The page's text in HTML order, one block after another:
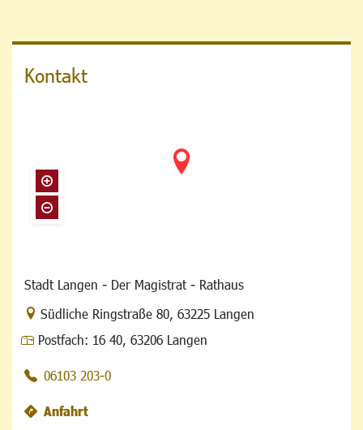
Kontakt
Stadt Langen - Der Magistrat - Rathaus
Link zur Google-Maps Navigation
Südliche Ringstraße 80, 63225 Langen
Postfach: 16 40, 63206 Langen
06103 203-0
Anfahrt